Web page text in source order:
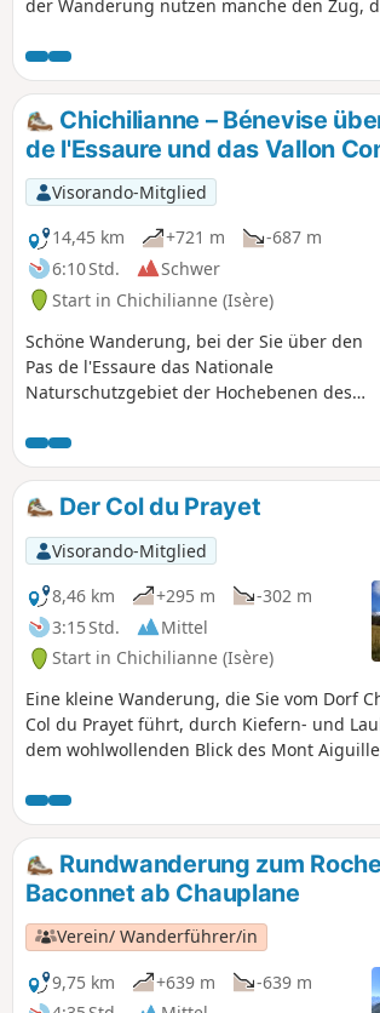
der Wanderung nutzen manche den Zug,
dass man von Chichilianne oder La
aus in weniger als zwei Stunden den
von Clelles erreichen kann, indem man fast
Kilometer lang einem Bewässerungskanal
Diese Rückwanderung nach Clelles kann
in umgekehrter Richtung zurückgelegt
wenn Sie Ihre Tour beginnen.
Chichilianne – Bénevise
de l'Essaure und das Vallon
Visorando-Mitglied
14,45 km
+721 m
-687 m
6:10 Std.
Schwer
Start in Chichilianne (Isère)
Schöne Wanderung, bei der Sie über den
Pas de l'Essaure das Nationale
Naturschutzgebiet der Hochebenen des
der Drôme durch eine der schönsten
Landschaften des Vercors, das Vallon
Combau, hinabsteigen, bevor Sie den Weiler
Bénevise auf einem Felsvorsprung
erreichen.Sie bietet wunderschöne
Ausblicke auf den Mont Aiguille, das Tal und
den Felsen Combau, die alle Sinne
verbunden mit dem historischen,
geologischen, botanischen und
faunistischen Reichtum der durchquerten
Region.
Der Col du Prayet
Visorando-Mitglied
8,46 km
+295 m
-302 m
3:15 Std.
Mittel
Start in Chichilianne (Isère)
Eine kleine Wanderung, die Sie vom Dorf
Col du Prayet führt, durch Kiefern- und
dem wohlwollenden Blick des Mont
Rundwanderung zum
Baconnet ab Chauplane
Verein/ Wanderführer/in
9,75 km
+639 m
-639 m